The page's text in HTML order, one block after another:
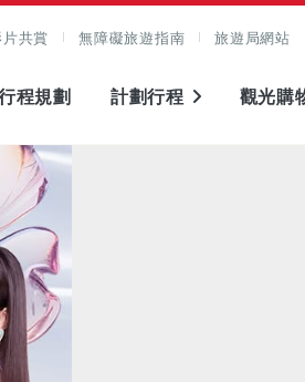
共賞 無障礙旅遊指南 旅遊局網站
程規劃 計劃行程 觀光購